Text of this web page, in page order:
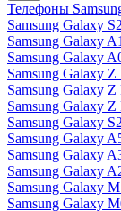
Телефоны
Samsung Galaxy
Samsung Galaxy
Samsung Galaxy
Samsung Galaxy Z
Samsung Galaxy
Samsung Galaxy
Samsung Galaxy
Samsung Galaxy
Samsung Galaxy
Samsung Galaxy
Samsung Galaxy
Samsung Galaxy